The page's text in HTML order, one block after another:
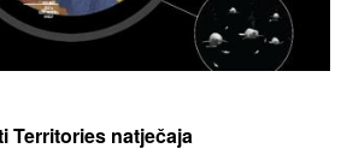
Territories natječaja